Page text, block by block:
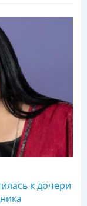
к дочери